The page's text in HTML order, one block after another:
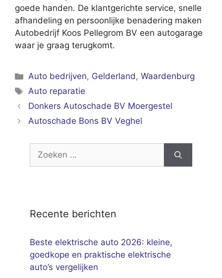
goede handen. De klantgerichte service, snelle
afhandeling en persoonlijke benadering maken
Autobedrijf Koos Pellegrom BV een autogarage
waar je graag terugkomt.
Categorieën
Auto bedrijven, Gelderland,Waardenburg
Tags
Auto reparatie
Donkers Autoschade BV Moergestel
Autoschade Bons BV Veghel
Zoek
Recente berichten
Beste elektrische auto 2026: kleine,
goedkope en praktische elektrische
auto’s vergelijken